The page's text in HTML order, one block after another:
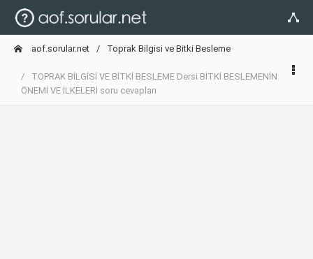
aof.sorular.net Toprak Bilgisi ve Bitki Besleme
TOPRAK BİLGİSİ VE BİTKİ BESLEME Dersi BİTKİ BESLEMENİN
ÖNEMİ VE İLKELERİ soru cevapları